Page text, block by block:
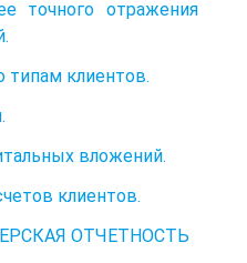
точного отражения
типам клиентов.
вложений.
клиентов.
ОТЧЕТНОСТЬ